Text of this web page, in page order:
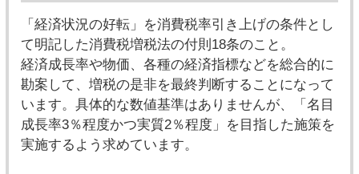
「経済状況の好転」を消費税率引き上げの条件とし
て明記した消費税増税法の付則18条のこと。
経済成長率や物価、各種の経済指標などを総合的に
勘案して、増税の是非を最終判断することになって
います。具体的な数値基準はありませんが、「名目
成長率3％程度かつ実質2％程度」を目指した施策を
実施するよう求めています。